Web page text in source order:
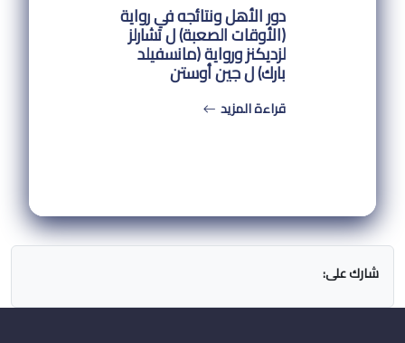
دور الأهل ونتائجه في رواية
(الأوقات الصعبة) ل تشارلز
لزديكنز ورواية (مانسفيلد
بارك) ل جين أوستن
قراءة المزيد
شارك على: